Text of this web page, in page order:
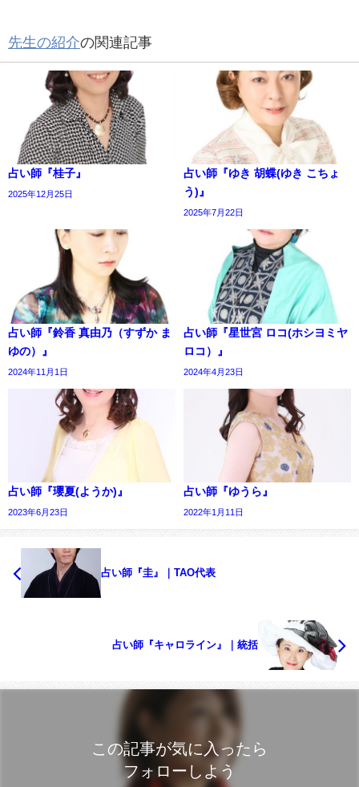
先生の紹介の関連記事
占い師『桂子』
2025年12月25日
占い師『ゆき 胡蝶(ゆき こちょ
う)』
2025年7月22日
占い師『鈴香 真由乃（すずか ま
ゆの）』
2024年11月1日
占い師『星世宮 ロコ(ホシヨミヤ
ロコ）』
2024年4月23日
占い師『瓔夏(ようか)』
2023年6月23日
占い師『ゆうら』
2022年1月11日
占い師『圭』｜TAO代表
占い師『キャロライン』｜統括
この記事が気に入ったら
フォローしよう